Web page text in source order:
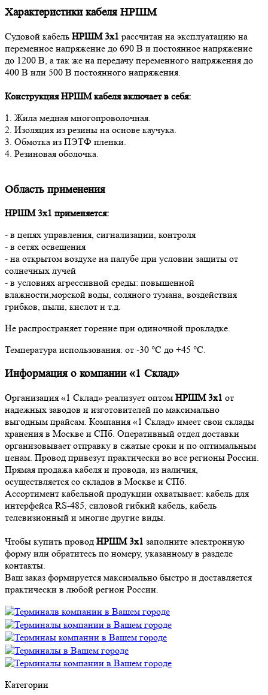
Характеристики кабеля НРШМ
Судовой кабель НРШМ 3х1 рассчитан на эксплуатацию на
переменное напряжение до 690 В и постоянное напряжение
до 1200 В, а так же на передачу переменного напряжения до
400 В или 500 В постоянного напряжения.
Конструкция НРШМ кабеля включает в себя:
1. Жила медная многопроволочная.
2. Изоляция из резины на основе каучука.
3. Обмотка из ПЭТФ пленки.
4. Резиновая оболочка.
Область применения
НРШМ 3х1 применяется:
- в цепях управления, сигнализации, контроля
- в сетях освещения
- на открытом воздухе на палубе при условии защиты от
солнечных лучей
- в условиях агрессивной среды: повышенной
влажности,морской воды, соляного тумана, воздействия
грибков, пыли, кислот и т.д.
Не распространяет горение при одиночной прокладке.
Температура использования: от -30 °С до +45 °С.
Информация о компании «1 Склад»
Организация «1 Склад» реализует оптом НРШМ 3х1 от
надежных заводов и изготовителей по максимально
выгодным прайсам. Компания «1 Склад» имеет свои склады
хранения в Москве и СПб. Оперативный отдел доставки
организовывает отправку в сжатые сроки и по оптимальным
ценам. Провод привезут практически во все регионы России.
Прямая продажа кабеля и провода, из наличия,
осуществляется со складов в Москве и СПб.
Ассортимент кабельной продукции охватывает: кабель для
интерфейса RS-485, силовой гибкий кабель, кабель
телевизионный и многие другие виды.
Чтобы купить провод НРШМ 3х1 заполните электронную
форму или обратитесь по номеру, указанному в разделе
контакты.
Ваш заказ формируется максимально быстро и доставляется
практически в любой регион России.
Категории